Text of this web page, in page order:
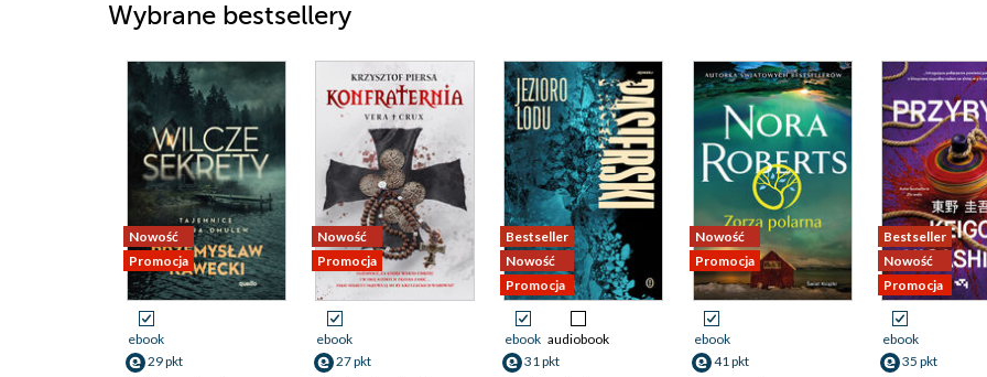
Wybrane bestsellery
Nowość
Promocja
ebook
29 pkt
Nowość
Promocja
ebook
27 pkt
Bestseller
Nowość
Promocja
ebook audiobook
31 pkt
Nowość
Promocja
ebook
41 pkt
Bestseller
Nowość
Promocja
ebook
35 pkt